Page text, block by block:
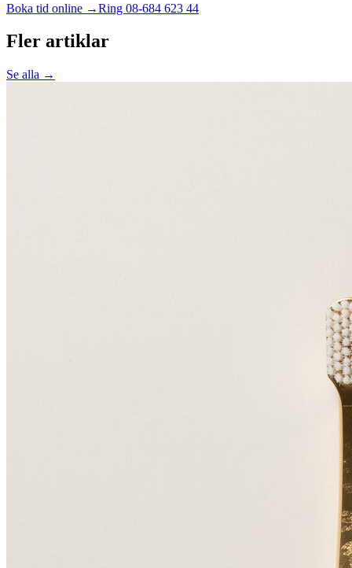
Boka tid online →Ring 08-684 623 44
Fler artiklar
Se alla →